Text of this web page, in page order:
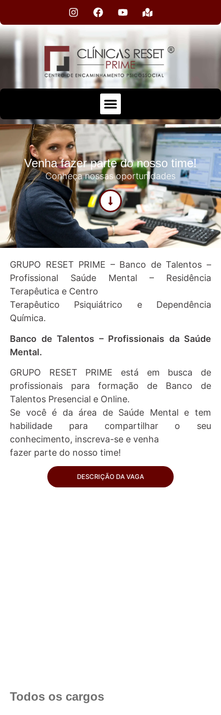
Venha fazer parte do nosso time!
Conheça nossas oportunidades
GRUPO RESET PRIME – Banco de Talentos –
Profissional Saúde Mental – Residência
Terapêutica e Centro
Terapêutico Psiquiátrico e Dependência
Química.
Banco de Talentos – Profissionais da Saúde
Mental.
GRUPO RESET PRIME está em busca de
profissionais para formação de Banco de
Talentos Presencial e Online.
Se você é da área de Saúde Mental e tem
habilidade para compartilhar o seu
conhecimento, inscreva-se e venha
fazer parte do nosso time!
DESCRIÇÃO DA VAGA
Todos os cargos